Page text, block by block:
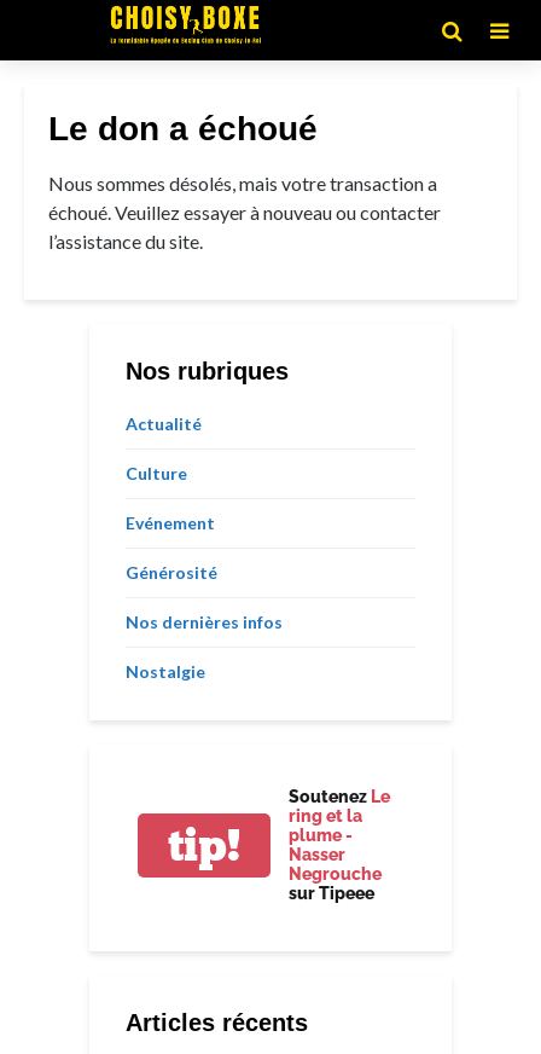
Le don a échoué
Nous sommes désolés, mais votre transaction a
échoué. Veuillez essayer à nouveau ou contacter
l’assistance du site.
Nos rubriques
Actualité
Culture
Evénement
Générosité
Nos dernières infos
Nostalgie
tip!
Soutenez Le
ring et la
plume -
Nasser
Negrouche
sur Tipeee
Articles récents